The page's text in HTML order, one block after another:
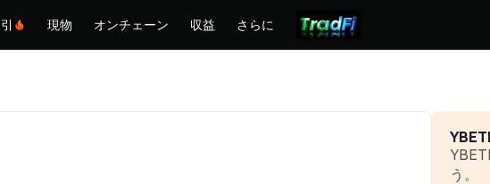
現物 オンチェーン 収益 さらに
う。